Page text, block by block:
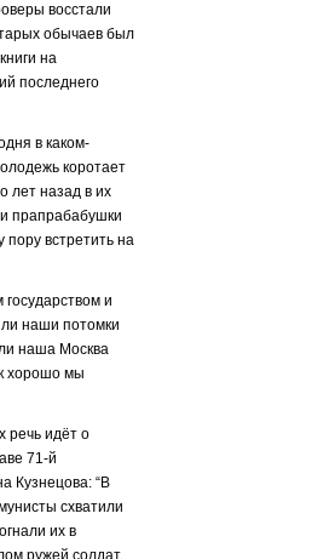
восстали
обычаев был
на
последнего
в каком-
коротает
лет назад в их
прапрабабушки
пору встретить на
и
наши потомки
наша Москва
хорошо мы
речь идёт о
71-й
Кузнецова: “В
схватили
их в
ружей солдат.